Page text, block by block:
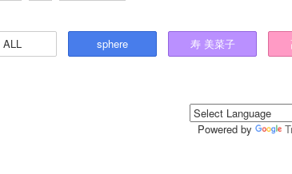
ALL sphere 寿 美菜子
Powered by